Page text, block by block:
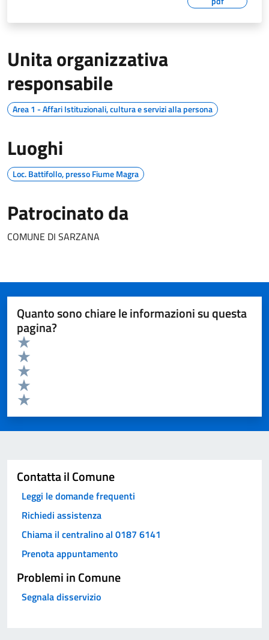
Unita organizzativa
responsabile
Area 1 - Affari Istituzionali, cultura e servizi alla persona
Luoghi
Loc. Battifollo, presso Fiume Magra
Patrocinato da
COMUNE DI SARZANA
Quanto sono chiare le informazioni su questa
pagina?
Valuta da 1 a 5 stelle la pagina
Valuta 5 stelle su 5
Valuta 4 stelle su 5
Valuta 3 stelle su 5
Valuta 2 stelle su 5
Valuta 1 stelle su 5
Contatta il Comune
Leggi le domande frequenti
Richiedi assistenza
Chiama il centralino al 0187 6141
Prenota appuntamento
Problemi in Comune
Segnala disservizio